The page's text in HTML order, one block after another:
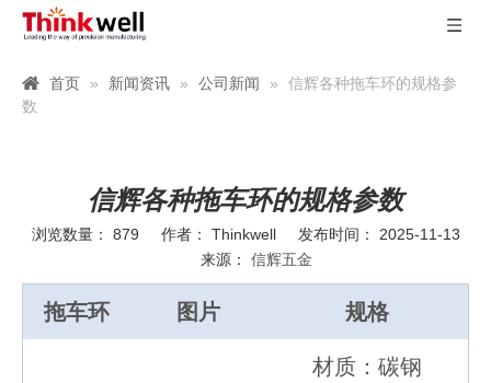
首页 » 新闻资讯 » 公司新闻 »
信辉各种拖车环的规格参
数
信辉各种拖车环的规格参数
浏览数量： 879 作者： Thinkwell 发布时间： 2025-11-13
来源： 信辉五金
拖车环 图片 规格
材质：碳钢